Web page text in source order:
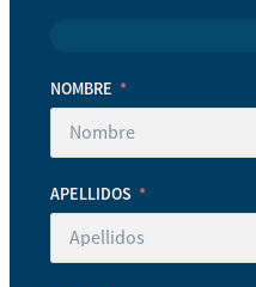
NOMBRE
APELLIDOS